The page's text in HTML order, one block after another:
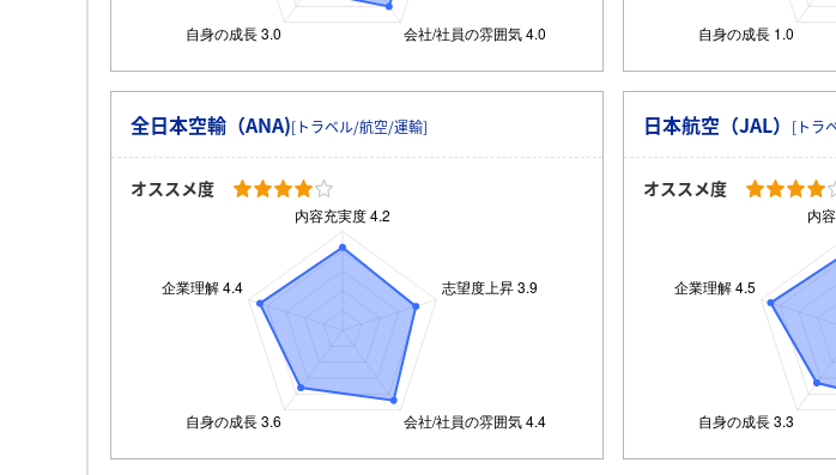
全日本空輸（ANA)[トラベル/航空/運輸]
オススメ度
日本航空（JAL） [トラ
オススメ度